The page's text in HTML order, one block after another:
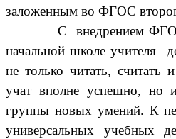
заложенным во ФГОС
С внедрением ФГОС
начальной школе учителя
не только читать, считать
учат вполне успешно, но
группы новых умений. К
универсальных учебных